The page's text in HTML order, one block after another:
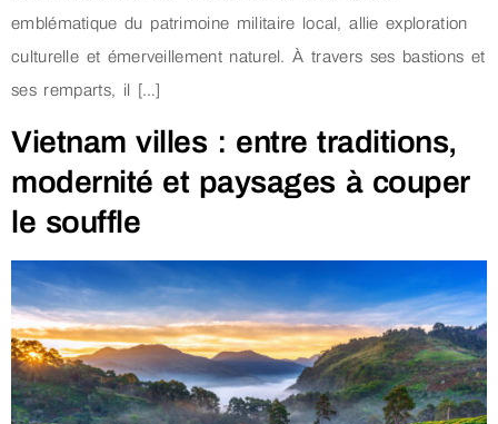
emblématique du patrimoine militaire local, allie exploration
culturelle et émerveillement naturel. À travers ses bastions et
ses remparts, il […]
Vietnam villes : entre traditions,
modernité et paysages à couper
le souffle